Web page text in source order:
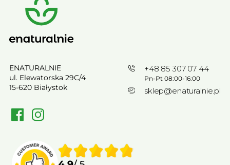
ENATURALNIE
ul. Elewatorska 29C/4
15-620 Białystok
+48 85 307 07 44
Pn-Pt 08:00-16:00
sklep@enaturalnie.pl